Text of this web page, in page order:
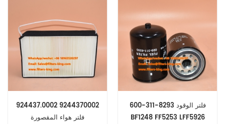
Equipment؛Komatsu Dump
Trucks؛ شاحنات نيسان.
924437.0002 9244370002
فلتر هواء المقصورة
600-311-8293 فلتر الوقود
BF1248 FF5253 LFF5926